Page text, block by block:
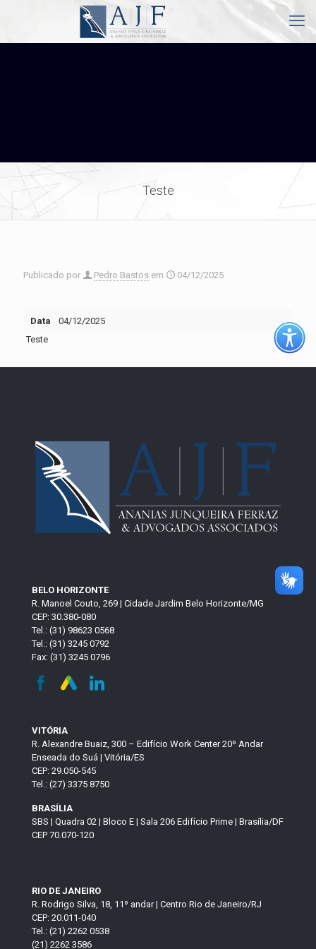
Teste
Publicado por Pedro Bastos em 04/12/2025
Data
04/12/2025
Teste
BELO HORIZONTE
R. Manoel Couto, 269 | Cidade Jardim Belo Horizonte/MG
CEP: 30.380-080
Tel.: (31) 98623 0568
Tel.: (31) 3245 0792
Fax: (31) 3245 0796
VITÓRIA
R. Alexandre Buaiz, 300 – Edifício Work Center 20º Andar
Enseada do Suá | Vitória/ES
CEP: 29.050-545
Tel.: (27) 3375 8750
BRASÍLIA
SBS | Quadra 02 | Bloco E | Sala 206 Edifício Prime | Brasília/DF
CEP 70.070-120
RIO DE JANEIRO
R. Rodrigo Silva, 18, 11º andar | Centro Rio de Janeiro/RJ
CEP: 20.011-040
Tel.: (21) 2262 0538
(21) 2262 3586